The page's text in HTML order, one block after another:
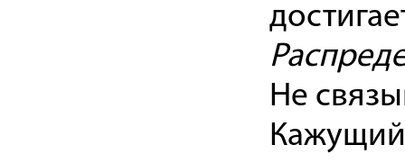
Не